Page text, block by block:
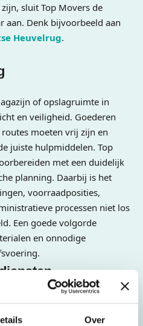
Over
sluit Top Movers de
aan. Denk bijvoorbeeld aan
Heuvelrug.
of opslagruimte in
en veiligheid. Goederen
moeten vrij zijn en
juiste hulpmiddelen. Top
met een duidelijk
planning. Daarbij is het
voorraadposities,
processen niet los
Een goede volgorde
en onnodige
afgerond wanneer de
kan Top Movers naast